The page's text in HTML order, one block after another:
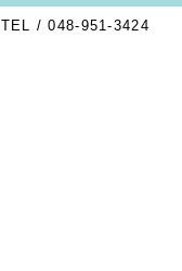
TEL / 048-951-3424